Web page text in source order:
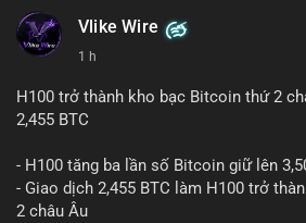
📰 Nguồn: CoinDesk
Vlike Wire
1 h
H100 trở thành kho bạc Bitcoin thứ 2
2,455 BTC
- H100 tăng ba lần số Bitcoin giữ lên
- Giao dịch 2,455 BTC làm H100 trở
2 châu Âu